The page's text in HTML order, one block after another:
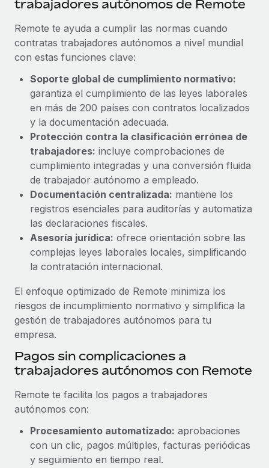
Cumplimiento normativo
normativo.
Gestión de dispositivos
Proporciona dispositivos tecnológicos y contrólalos
en todo el mundo.
Apertura de entidades
Abre entidades conforme a la legalidad enseguida.
Movilidad y reubicación
Reubica a los empleados con facilidad.
Prestaciones
Gestiona las prestaciones de los empleados sin
complicaciones.
Impuestos
BLOG
Novedades de producto de Remote:
Integraciones con Gusto y Xero y Contractor
Management Plus
La misión de Remote sigue siendo ayudar a empresas de
todos los tamaños a contratar, gestionar y...
Más información
Pento se convierte en un empleador equitativo
con Remote
Gestionar las nóminas internamente es complicado. Tardas
semanas en hacerlo manualmente y, al mes...
Más información
trabajadores autónomos de Remote
Remote te ayuda a cumplir las normas cuando
contratas trabajadores autónomos a nivel mundial
con estas funciones clave:
Soporte global de cumplimiento normativo:
garantiza el cumplimiento de las leyes laborales
en más de 200 países con contratos localizados
y la documentación adecuada.
Protección contra la clasificación errónea de
trabajadores: incluye comprobaciones de
cumplimiento integradas y una conversión fluida
de trabajador autónomo a empleado.
Documentación centralizada: mantiene los
registros esenciales para auditorías y automatiza
las declaraciones fiscales.
Asesoría jurídica: ofrece orientación sobre las
complejas leyes laborales locales, simplificando
la contratación internacional.
El enfoque optimizado de Remote minimiza los
riesgos de incumplimiento normativo y simplifica la
gestión de trabajadores autónomos para tu
empresa.
Pagos sin complicaciones a
trabajadores autónomos con Remote
Remote te facilita los pagos a trabajadores
autónomos con:
Procesamiento automatizado: aprobaciones
con un clic, pagos múltiples, facturas periódicas
y seguimiento en tiempo real.